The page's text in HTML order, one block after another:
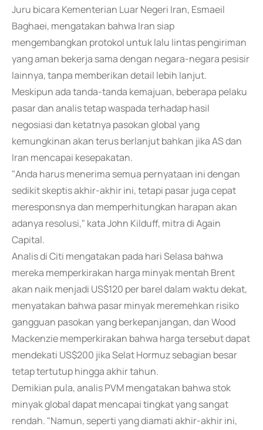
Juru bicara Kementerian Luar Negeri Iran, Esmaeil
Baghaei, mengatakan bahwa Iran siap
mengembangkan protokol untuk lalu lintas pengiriman
yang aman bekerja sama dengan negara-negara pesisir
lainnya, tanpa memberikan detail lebih lanjut.
Meskipun ada tanda-tanda kemajuan, beberapa pelaku
pasar dan analis tetap waspada terhadap hasil
negosiasi dan ketatnya pasokan global yang
kemungkinan akan terus berlanjut bahkan jika AS dan
Iran mencapai kesepakatan.
"Anda harus menerima semua pernyataan ini dengan
sedikit skeptis akhir-akhir ini, tetapi pasar juga cepat
meresponsnya dan memperhitungkan harapan akan
adanya resolusi," kata John Kilduff, mitra di Again
Capital.
Analis di Citi mengatakan pada hari Selasa bahwa
mereka memperkirakan harga minyak mentah Brent
akan naik menjadi US$120 per barel dalam waktu dekat,
menyatakan bahwa pasar minyak meremehkan risiko
gangguan pasokan yang berkepanjangan, dan Wood
Mackenzie memperkirakan bahwa harga tersebut dapat
mendekati US$200 jika Selat Hormuz sebagian besar
tetap tertutup hingga akhir tahun.
Demikian pula, analis PVM mengatakan bahwa stok
minyak global dapat mencapai tingkat yang sangat
rendah. "Namun, seperti yang diamati akhir-akhir ini,